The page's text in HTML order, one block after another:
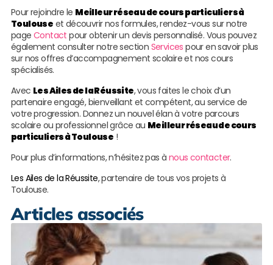
Pour rejoindre le Meilleur réseau de cours particuliers à
Toulouse et découvrir nos formules, rendez-vous sur notre
page Contact pour obtenir un devis personnalisé. Vous pouvez
également consulter notre section Services pour en savoir plus
sur nos offres d’accompagnement scolaire et nos cours
spécialisés.
Avec Les Ailes de la Réussite, vous faites le choix d’un
partenaire engagé, bienveillant et compétent, au service de
votre progression. Donnez un nouvel élan à votre parcours
scolaire ou professionnel grâce au Meilleur réseau de cours
particuliers à Toulouse !
Pour plus d’informations, n’hésitez pas à nous contacter.
Les Ailes de la Réussite, partenaire de tous vos projets à
Toulouse.
Articles associés